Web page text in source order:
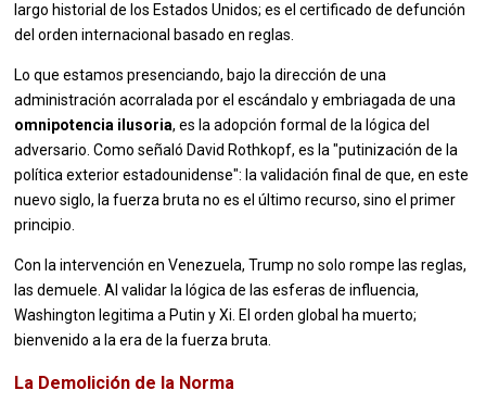
largo historial de los Estados Unidos; es el certificado de defunción
del orden internacional basado en reglas.
Lo que estamos presenciando, bajo la dirección de una
administración acorralada por el escándalo y embriagada de una
omnipotencia ilusoria, es la adopción formal de la lógica del
adversario. Como señaló David Rothkopf, es la "putinización de la
política exterior estadounidense": la validación final de que, en este
nuevo siglo, la fuerza bruta no es el último recurso, sino el primer
principio.
Con la intervención en Venezuela, Trump no solo rompe las reglas,
las demuele. Al validar la lógica de las esferas de influencia,
Washington legitima a Putin y Xi. El orden global ha muerto;
bienvenido a la era de la fuerza bruta.
La Demolición de la Norma